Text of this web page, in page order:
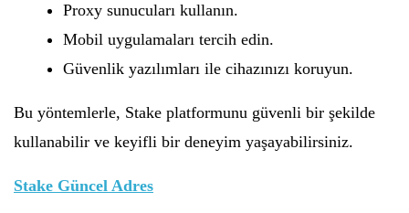
Proxy sunucuları kullanın.
Mobil uygulamaları tercih edin.
Güvenlik yazılımları ile cihazınızı koruyun.
Bu yöntemlerle, Stake platformunu güvenli bir şekilde
kullanabilir ve keyifli bir deneyim yaşayabilirsiniz.
Stake Güncel Adres